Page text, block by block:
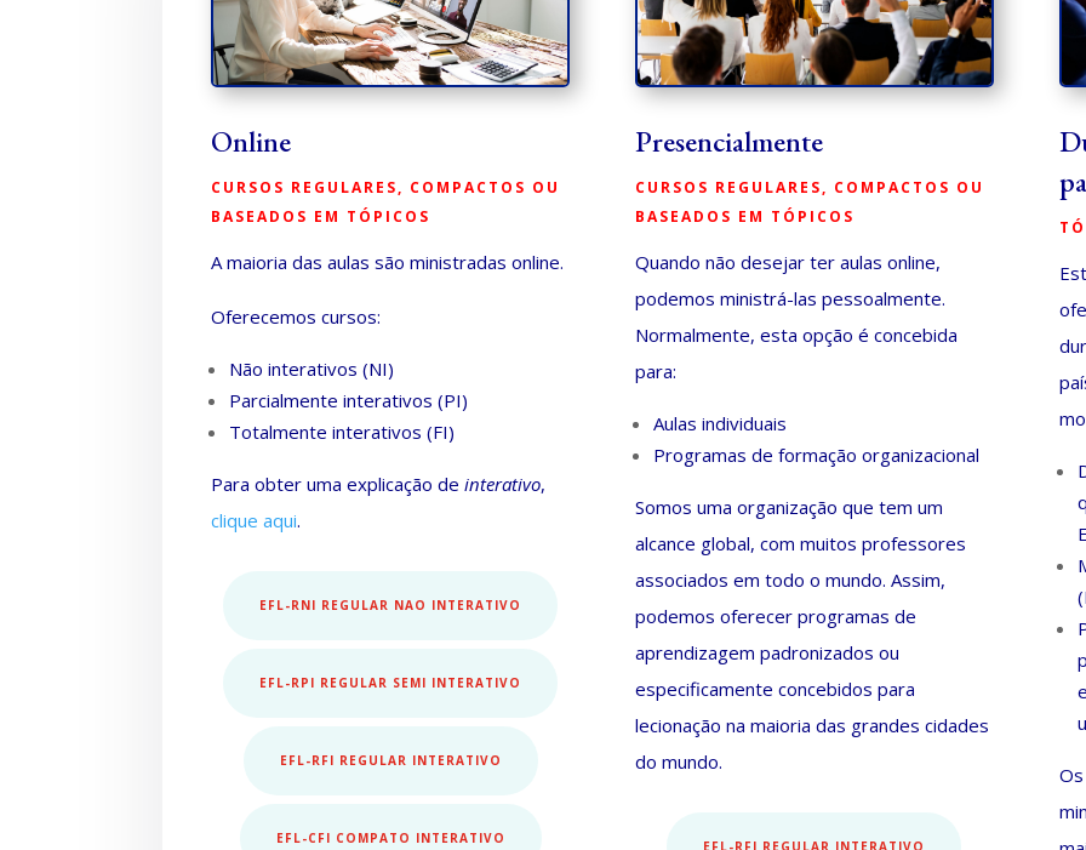
Online
CURSOS REGULARES, COMPACTOS OU
BASEADOS EM TÓPICOS
A maioria das aulas são ministradas online.
Oferecemos cursos:
Não interativos (NI)
Parcialmente interativos (PI)
Totalmente interativos (FI)
Para obter uma explicação deinterativo,
clique aqui.
EFL-RNI REGULAR NAO INTERATIVO
EFL-RPI REGULAR SEMI INTERATIVO
EFL-RFI REGULAR INTERATIVO
EFL-CFI COMPATO INTERATIVO
Presencialmente
CURSOS REGULARES, COMPACTOS OU
BASEADOS EM TÓPICOS
Quando não desejar ter aulas online,
podemos ministrá-las pessoalmente.
Normalmente, esta opção é concebida
para:
Aulas individuais
Programas de formação organizacional
Somos uma organização que tem um
alcance global, com muitos professores
associados em todo o mundo. Assim,
podemos oferecer programas de
aprendizagem padronizados ou
especificamente concebidos para
lecionação na maioria das grandes cidades
do mundo.
EFL-RFI REGULAR INTERATIVO